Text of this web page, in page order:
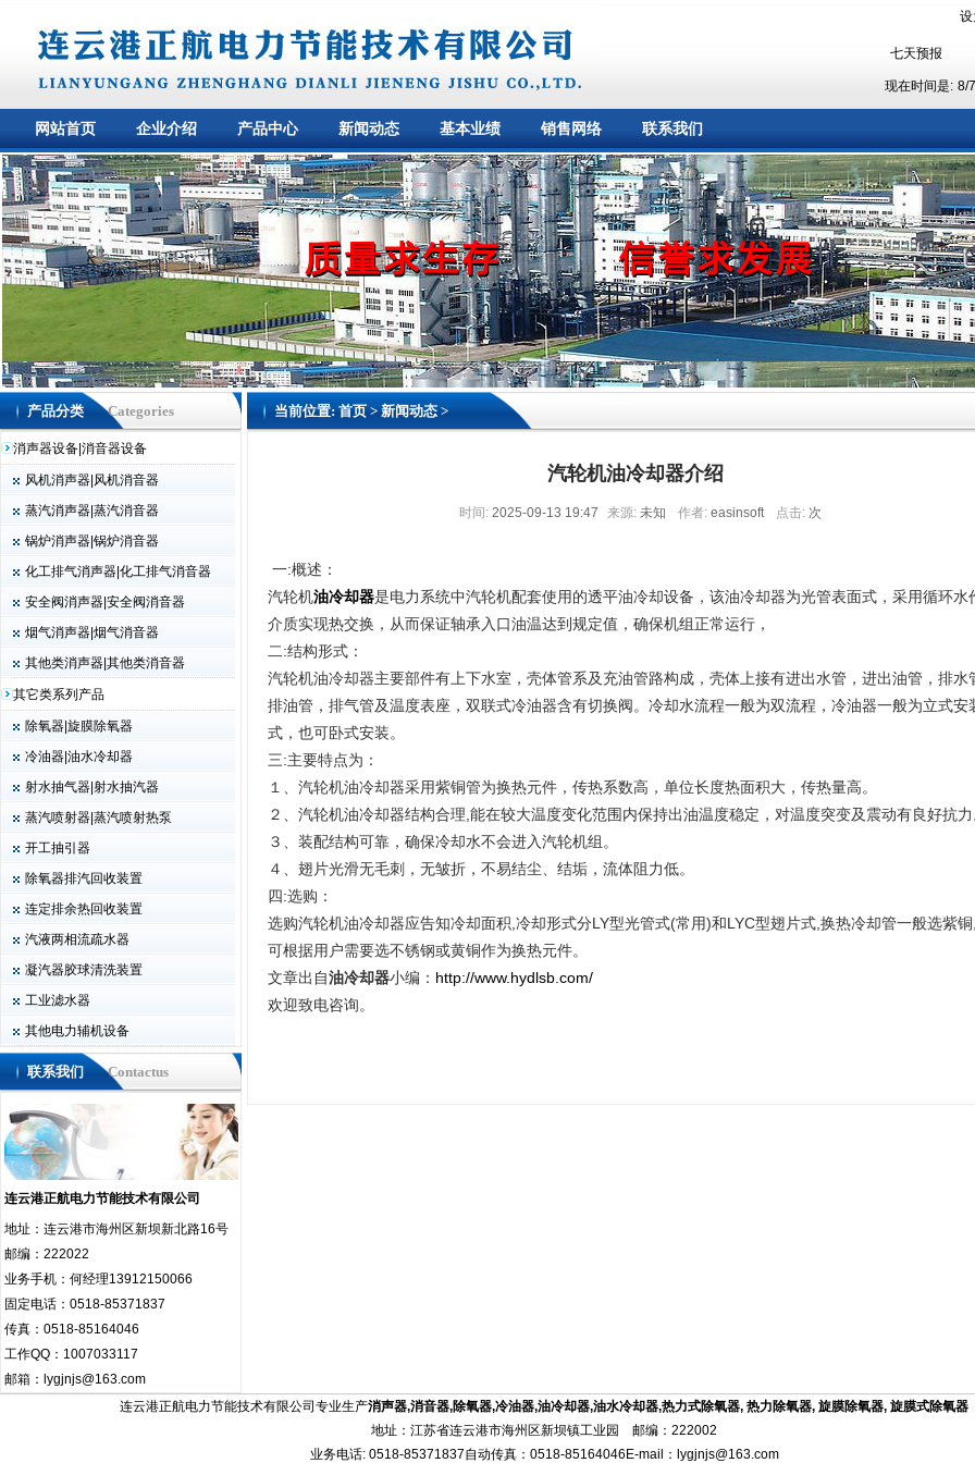
现在时间是: 8/
网站首页 企业介绍 产品中心 新闻动态 基本业绩 销售网络 联系我们
产品分类 Categories
消声器设备|消音器设备
风机消声器|风机消音器
蒸汽消声器|蒸汽消音器
锅炉消声器|锅炉消音器
化工排气消声器|化工排气消音器
安全阀消声器|安全阀消音器
烟气消声器|烟气消音器
其他类消声器|其他类消音器
其它类系列产品
除氧器|旋膜除氧器
冷油器|油水冷却器
射水抽气器|射水抽汽器
蒸汽喷射器|蒸汽喷射热泵
开工抽引器
除氧器排汽回收装置
连定排余热回收装置
汽液两相流疏水器
凝汽器胶球清洗装置
工业滤水器
其他电力辅机设备
联系我们 Contactus
连云港正航电力节能技术有限公司
地址：连云港市海州区新坝新北路16号
邮编：222022
业务手机：何经理13912150066
固定电话：0518-85371837
传真：0518-85164046
工作QQ：1007033117
邮箱：lygjnjs@163.com
当前位置: 首页>新闻动态>
汽轮机油冷却器介绍
时间: 2025-09-13 19:47 来源: 未知 作者: easinsoft 点击: 次
一:概述：
汽轮机油冷却器是电力系统中汽轮机配套使用的透平油冷却设备，该油冷却器为光管表面式，采用循环水
介质实现热交换，从而保证轴承入口油温达到规定值，确保机组正常运行，
二:结构形式：
汽轮机油冷却器主要部件有上下水室，壳体管系及充油管路构成，壳体上接有进出水管，进出油管，排水
排油管，排气管及温度表座，双联式冷油器含有切换阀。冷却水流程一般为双流程，冷油器一般为立式安
式，也可卧式安装。
三:主要特点为：
１、汽轮机油冷却器采用紫铜管为换热元件，传热系数高，单位长度热面积大，传热量高。
２、汽轮机油冷却器结构合理,能在较大温度变化范围内保持出油温度稳定，对温度突变及震动有良好抗力
３、装配结构可靠，确保冷却水不会进入汽轮机组。
４、翅片光滑无毛刺，无皱折，不易结尘、结垢，流体阻力低。
四:选购：
选购汽轮机油冷却器应告知冷却面积,冷却形式分LY型光管式(常用)和LYC型翅片式,换热冷却管一般选紫
可根据用户需要选不锈钢或黄铜作为换热元件。
文章出自油冷却器小编： http://www.hydlsb.com/
欢迎致电咨询。
连云港正航电力节能技术有限公司专业生产消声器,消音器,除氧器,冷油器,油冷却器,油水冷却器,热力式除氧器, 热力除氧器, 旋膜除氧器, 旋膜式除氧器
地址：江苏省连云港市海州区新坝镇工业园 邮编：222002
业务电话: 0518-85371837自动传真：0518-85164046E-mail：lygjnjs@163.com